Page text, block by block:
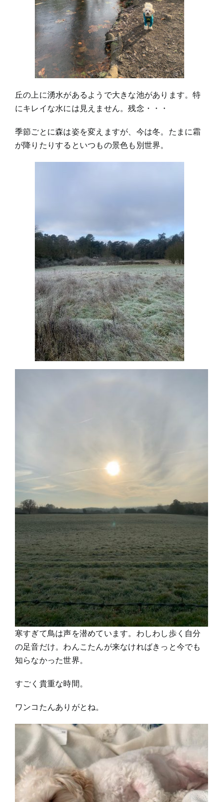
丘の上に湧水があるようで大きな池があります。特
にキレイな水には見えません。残念・・・
季節ごとに森は姿を変えますが、今は冬。たまに霜
が降りたりするといつもの景色も別世界。
寒すぎて鳥は声を潜めています。わしわし歩く自分
の足音だけ。わんこたんが来なければきっと今でも
知らなかった世界。
すごく貴重な時間。
ワンコたんありがとね。